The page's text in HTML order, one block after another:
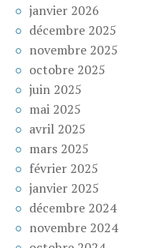
janvier 2026
décembre 2025
novembre 2025
octobre 2025
juin 2025
mai 2025
avril 2025
mars 2025
février 2025
janvier 2025
décembre 2024
novembre 2024